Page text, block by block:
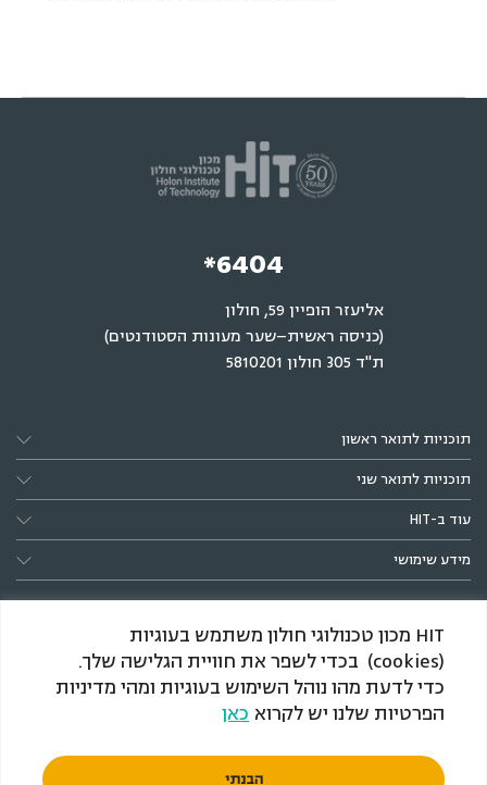
HIT מכון טכנולוגי חולון משתמש בעוגיות
(cookies) בכדי לשפר את חוויית הגלישה שלך.
כדי לדעת מהו נוהל השימוש בעוגיות ומהי מדיניות
הפרטיות שלנו יש לקרוא כאן
הבנתי
*6404
אליעזר הופיין 59, חולון
(כניסה ראשית–שער מעונות הסטודנטים)
ת"ד 305 חולון 5810201
תוכניות לתואר ראשון
תוכניות לתואר שני
עוד ב-HIT
מידע שימושי
חדשות